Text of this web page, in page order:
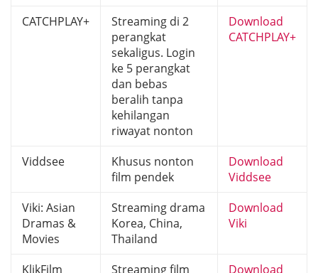
CATCHPLAY+
Streaming di 2
perangkat
sekaligus. Login
ke 5 perangkat
dan bebas
beralih tanpa
kehilangan
riwayat nonton
Download
CATCHPLAY+
Viddsee
Khusus nonton
film pendek
Download
Viddsee
Viki: Asian
Dramas &
Movies
Streaming drama
Korea, China,
Thailand
Download
Viki
KlikFilm
Streaming film
Download